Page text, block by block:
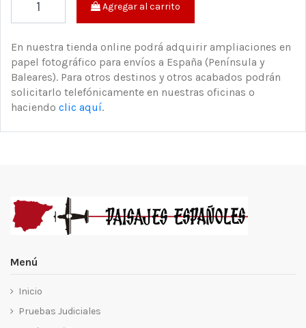
Agregar al carrito
En nuestra tienda online podrá adquirir ampliaciones en
papel fotográfico para envíos a España (Península y
Baleares). Para otros destinos y otros acabados podrán
solicitarlo telefónicamente en nuestras oficinas o
haciendo clic aquí.
Menú
Inicio
Pruebas Judiciales